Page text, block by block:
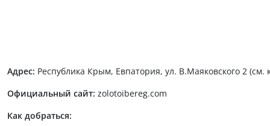
Адрес: Республика Крым, Евпатория, ул. В.Маяковского 2 (см.
Официальный сайт: zolotoibereg.com
Как добраться: